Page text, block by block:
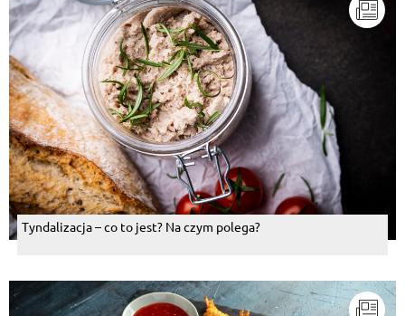
Tyndalizacja – co to jest? Na czym polega?